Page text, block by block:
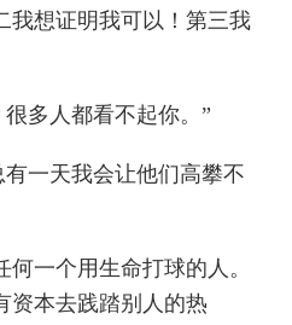
我想证明我可以！第三我
多人都看不起你。”
一天我会让他们高攀不
一个用生命打球的人。
资本去践踏别人的热